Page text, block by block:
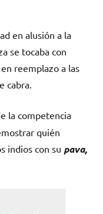
en alusión a la
se tocaba con
reemplazo a las
cabra.
la competencia
quién
indios con su pava,